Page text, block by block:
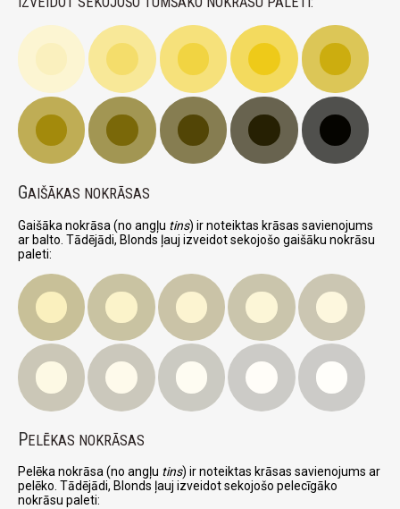
GAIŠĀKAS NOKRĀSAS
Gaišāka nokrāsa (no angļu tins) ir noteiktas krāsas savienojums
ar balto. Tādējādi, Blonds ļauj izveidot sekojošo gaišāku nokrāsu
paleti:
PELĒKAS NOKRĀSAS
Pelēka nokrāsa (no angļu tins) ir noteiktas krāsas savienojums ar
pelēko. Tādējādi, Blonds ļauj izveidot sekojošo pelecīgāko
nokrāsu paleti: